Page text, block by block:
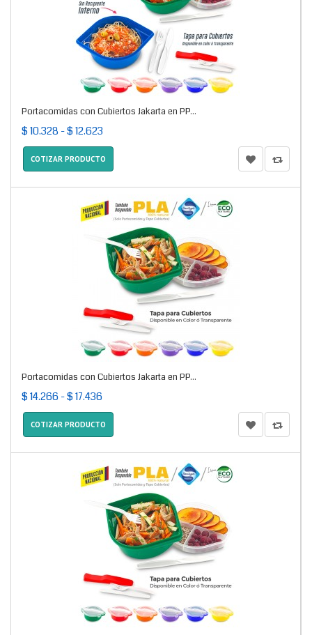
Portacomidas con Cubiertos Jakarta en PP...
$ 10.328 - $ 12.623
COTIZAR PRODUCTO
Portacomidas con Cubiertos Jakarta en PP...
$ 14.266 - $ 17.436
COTIZAR PRODUCTO